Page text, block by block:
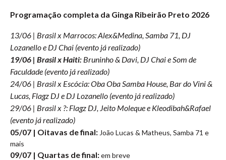
Programação completa da Ginga Ribeirão Preto 2026
13/06 | Brasil x Marrocos: Alex&Medina, Samba 71, DJ
Lozanello e DJ Chai (evento já realizado)
19/06 | Brasil x Haiti: Bruninho & Davi, DJ Chai e Som de
Faculdade (evento já realizado)
24/06 | Brasil x Escócia: Oba Oba Samba House, Bar do Vini &
Lucas, Flagz DJ e DJ Lozanello (evento já realizado)
29/06 | Brasil x ?: Flagz DJ, Jeito Moleque e Kleodibah&Rafael
(evento já realizado)
05/07 | Oitavas de final: João Lucas & Matheus, Samba 71 e
mais
09/07 | Quartas de final:em breve